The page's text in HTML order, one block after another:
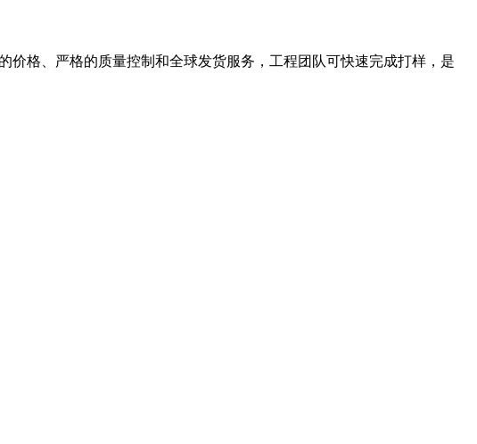
格、严格的质量控制和全球发货服务，工程团队可快速完成打样，是